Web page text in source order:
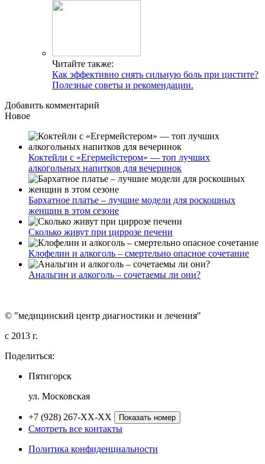
Читайте также:
Как эффективно снять сильную боль при цистите?
Полезные советы и рекомендации.
Добавить комментарий
Новое
Коктейли с «Егермейстером» — топ лучших
алкогольных напитков для вечеринок
Бархатное платье – лучшие модели для роскошных
женщин в этом сезоне
Сколько живут при циррозе печени
Клофелин и алкоголь – смертельно опасное сочетание
Анальгин и алкоголь – сочетаемы ли они?
© "медицинский центр диагностики и лечения"
c 2013 г.
Поделиться:
Пятигорск
ул. Московская
+7 (928) 267-XX-XX Показать номер
Смотреть все контакты
Политика конфиденциальности